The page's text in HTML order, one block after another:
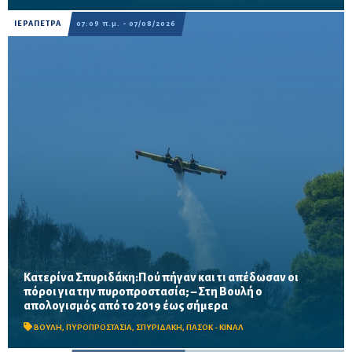
ΙΕΡΑΠΕΤΡΑ 07:09 π.μ. - 07/08/2026
Κατερίνα Σπυριδάκη:Πού πήγαν και τι απέδωσαν οι
πόροι για την πυροπροστασία; – Στη Βουλή ο
απολογισμός από το 2019 έως σήμερα
ΒΟΥΛΗ, ΠΥΡΟΠΡΟΣΤΑΣΙΑ, ΣΠΥΡΙΔΑΚΗ, ΠΑΣΟΚ - ΚΙΝΑΛ
Το ΠΑΣΟΚ ζητά πλήρη απολογισμό των χρηματοδοτήσεων από
το 2019, στοιχεία για τα προγράμματα «ΑΙΓΙΣ» και AntiNero,
καθώς και απαντήσεις για προσωπικό, οχήματα, ε...